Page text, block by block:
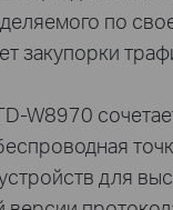
по
закупорки
W8970
для